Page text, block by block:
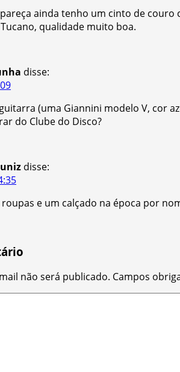
ainda tenho um cinto de
qualidade muito boa.
disse:
(uma Giannini modelo V, cor
do Clube do Disco?
disse:
e um calçado na época por
não será publicado. Campos